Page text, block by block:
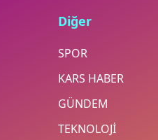
Diğer
SPOR
KARS HABER
GÜNDEM
TEKNOLOJİ